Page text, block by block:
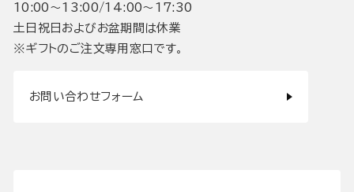
10:00〜13:00/14:00〜17:30
土日祝日およびお盆期間は休業
※ギフトのご注文専用窓口です。
お問い合わせフォーム